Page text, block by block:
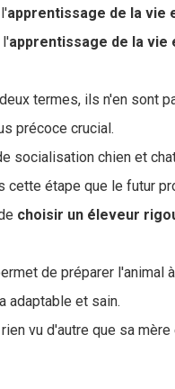
apprentissage de la vie
l'apprentissage de la vie
termes, ils n'en sont
précoce crucial.
socialisation chien et
cette étape que le futur
choisir un éleveur
de préparer l'animal
adaptable et sain.
vu d'autre que sa